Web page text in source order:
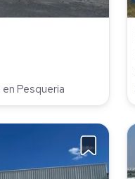
Pesqueria